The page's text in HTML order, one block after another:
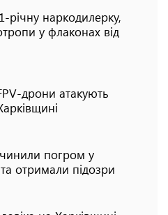
річну наркодилерку,
у флаконах від
дрони атакують
погром у
отримали підозри